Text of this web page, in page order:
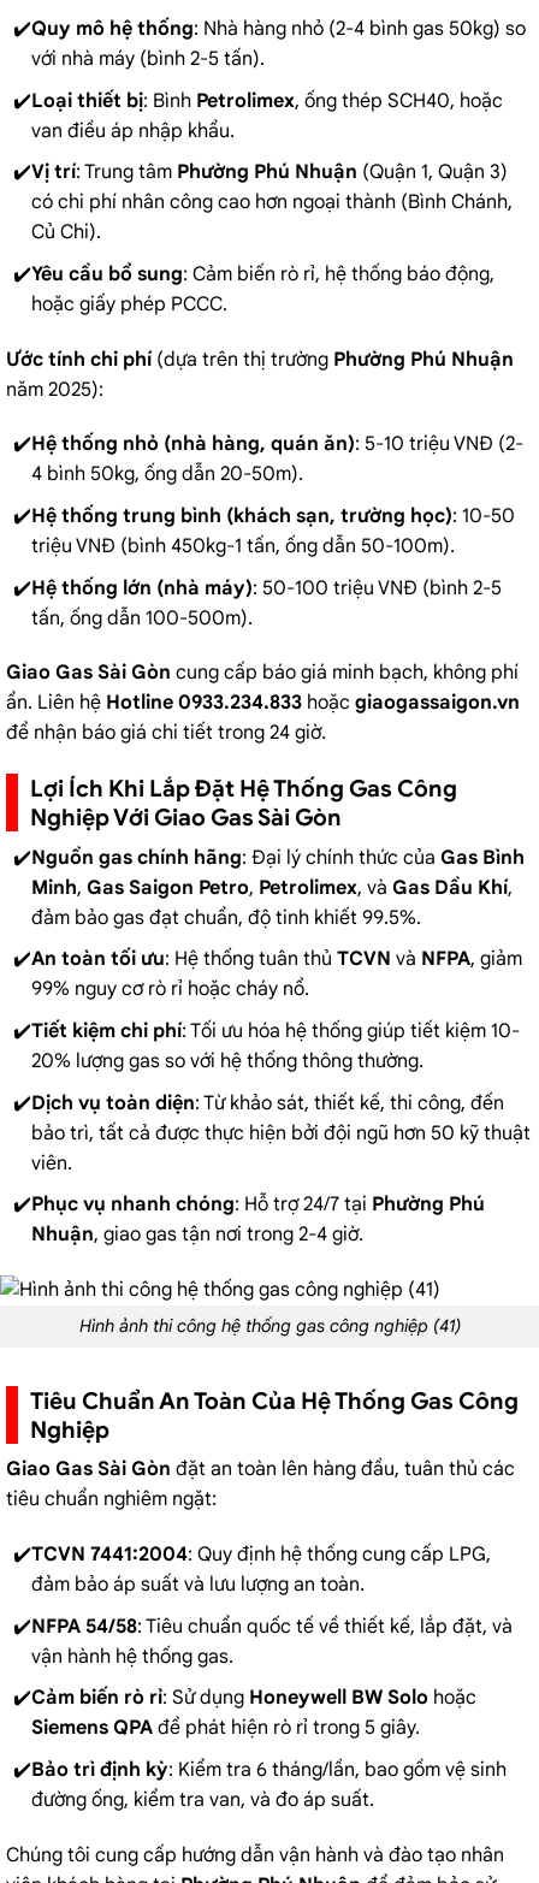
Quy mô hệ thống: Nhà hàng nhỏ (2-4 bình gas 50kg) so
với nhà máy (bình 2-5 tấn).
Loại thiết bị: Bình Petrolimex, ống thép SCH40, hoặc
van điều áp nhập khẩu.
Vị trí: Trung tâm Phường Phú Nhuận (Quận 1, Quận 3)
có chi phí nhân công cao hơn ngoại thành (Bình Chánh,
Củ Chi).
Yêu cầu bổ sung: Cảm biến rò rỉ, hệ thống báo động,
hoặc giấy phép PCCC.
Ước tính chi phí(dựa trên thị trường Phường Phú Nhuận
năm 2025):
Hệ thống nhỏ (nhà hàng, quán ăn): 5-10 triệu VNĐ (2-
4 bình 50kg, ống dẫn 20-50m).
Hệ thống trung bình (khách sạn, trường học): 10-50
triệu VNĐ (bình 450kg-1 tấn, ống dẫn 50-100m).
Hệ thống lớn (nhà máy): 50-100 triệu VNĐ (bình 2-5
tấn, ống dẫn 100-500m).
Giao Gas Sài Gòn cung cấp báo giá minh bạch, không phí
ẩn. Liên hệ Hotline 0933.234.833 hoặc giaogassaigon.vn
để nhận báo giá chi tiết trong 24 giờ.
Lợi Ích Khi Lắp Đặt Hệ Thống Gas Công
Nghiệp Với Giao Gas Sài Gòn
Nguồn gas chính hãng: Đại lý chính thức của Gas Bình
Minh, Gas Saigon Petro, Petrolimex, và Gas Dầu Khí,
đảm bảo gas đạt chuẩn, độ tinh khiết 99.5%.
An toàn tối ưu: Hệ thống tuân thủ TCVN và NFPA, giảm
99% nguy cơ rò rỉ hoặc cháy nổ.
Tiết kiệm chi phí: Tối ưu hóa hệ thống giúp tiết kiệm 10-
20% lượng gas so với hệ thống thông thường.
Dịch vụ toàn diện: Từ khảo sát, thiết kế, thi công, đến
bảo trì, tất cả được thực hiện bởi đội ngũ hơn 50 kỹ thuật
viên.
Phục vụ nhanh chóng: Hỗ trợ 24/7 tại Phường Phú
Nhuận, giao gas tận nơi trong 2-4 giờ.
Hình ảnh thi công hệ thống gas công nghiệp (41)
Tiêu Chuẩn An Toàn Của Hệ Thống Gas Công
Nghiệp
Giao Gas Sài Gòn đặt an toàn lên hàng đầu, tuân thủ các
tiêu chuẩn nghiêm ngặt:
TCVN 7441:2004: Quy định hệ thống cung cấp LPG,
đảm bảo áp suất và lưu lượng an toàn.
NFPA 54/58: Tiêu chuẩn quốc tế về thiết kế, lắp đặt, và
vận hành hệ thống gas.
Cảm biến rò rỉ: Sử dụng Honeywell BW Solohoặc
Siemens QPAđể phát hiện rò rỉ trong 5 giây.
Bảo trì định kỳ: Kiểm tra 6 tháng/lần, bao gồm vệ sinh
đường ống, kiểm tra van, và đo áp suất.
Chúng tôi cung cấp hướng dẫn vận hành và đào tạo nhân